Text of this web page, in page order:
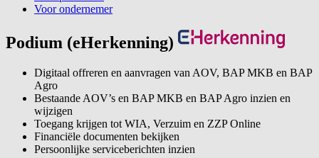
Voor ondernemer
Podium (eHerkenning)
Digitaal offreren en aanvragen van AOV, BAP MKB en BAP
Agro
Bestaande AOV’s en BAP MKB en BAP Agro inzien en
wijzigen
Toegang krijgen tot WIA, Verzuim en ZZP Online
Financiële documenten bekijken
Persoonlijke serviceberichten inzien